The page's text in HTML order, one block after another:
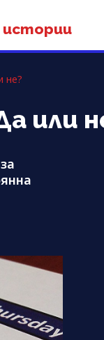
истории
не?
или